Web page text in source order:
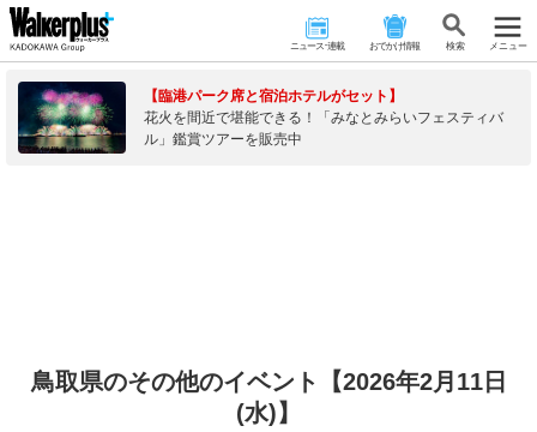
ニュース･連載 おでかけ情報 検 索 メニュー
【臨港パーク席と宿泊ホテルがセット】
花火を間近で堪能できる！「みなとみらいフェスティバ
ル」鑑賞ツアーを販売中
鳥取県のその他のイベント【2026年2月11日
(水)】